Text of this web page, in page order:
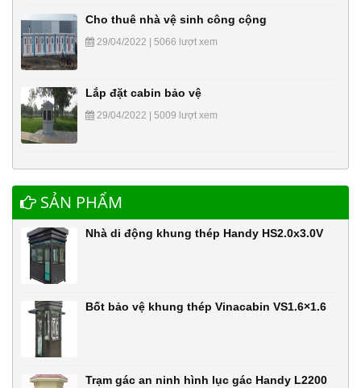
Cho thuê nhà vệ sinh công cộng
29/04/2022 | 5066 lượt xem
Lắp đặt cabin bảo vệ
29/04/2022 | 5009 lượt xem
SẢN PHẨM
Nhà di động khung thép Handy HS2.0x3.0V
Bốt bảo vệ khung thép Vinacabin VS1.6×1.6
Trạm gác an ninh hình lục gác Handy L2200